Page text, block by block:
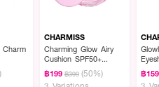
Tattoo Matte Tint ลงริมฝีปาก
ผสมอุดมไปด้วยสารให้ความชุ่มชื่น
CHARMISS
Charming Glow Airy
Cushion SPF50+
PA++++
฿199 ฿399 (50%)
฿159